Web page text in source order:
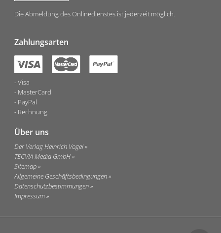
Die Abmeldung des Onlinedienstes ist jederzeit möglich.
Zahlungsarten
Visa
MasterCard
PayPal
Rechnung
Über uns
Der Verlag Heinrich Vogel
TECVIA Media GmbH
Sitemap
Allgemeine Geschäftsbedingungen
Datenschutzbestimmungen
Impressum